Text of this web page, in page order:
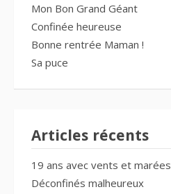
Mon Bon Grand Géant
Confinée heureuse
Bonne rentrée Maman !
Sa puce
Articles récents
19 ans avec vents et marées
Déconfinés malheureux